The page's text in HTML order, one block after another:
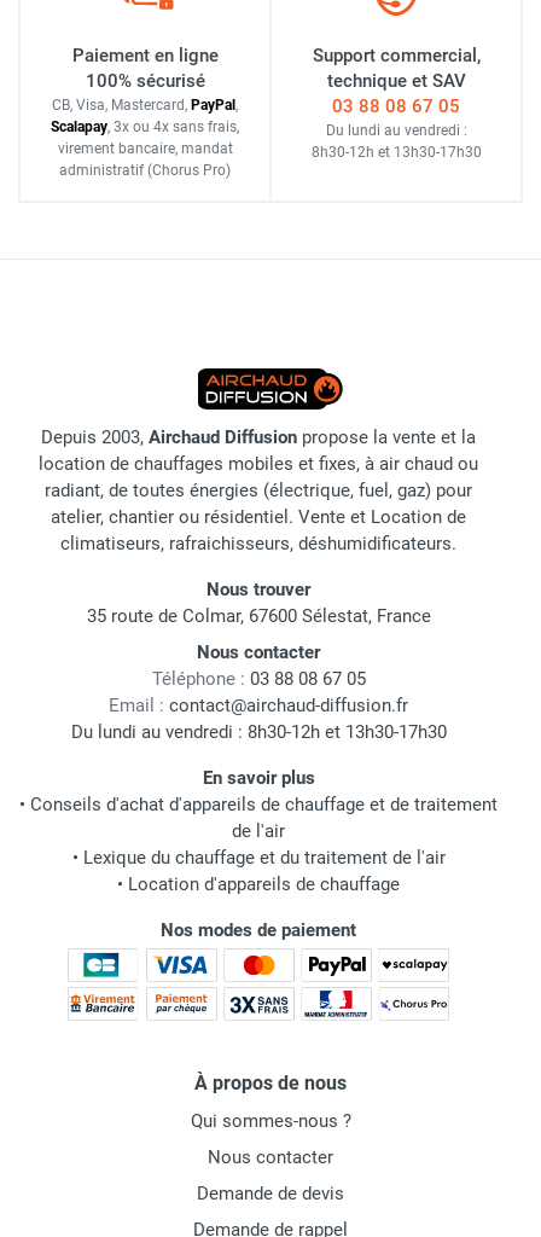
Paiement en ligne
100% sécurisé
CB, Visa, Mastercard, PayPal ,
Scalapay, 3x ou 4x sans frais,
virement bancaire, mandat
administratif (Chorus Pro)
Support commercial,
technique et SAV
03 88 08 67 05
Du lundi au vendredi :
8h30-12h et 13h30-17h30
Depuis 2003, Airchaud Diffusion propose la vente et la
location de chauffages mobiles et fixes, à air chaud ou
radiant, de toutes énergies (électrique, fuel, gaz) pour
atelier, chantier ou résidentiel. Vente et Location de
climatiseurs, rafraichisseurs, déshumidificateurs.
Nous trouver
35 route de Colmar, 67600 Sélestat, France
Nous contacter
Téléphone : 03 88 08 67 05
Email : contact@airchaud-diffusion.fr
Du lundi au vendredi : 8h30-12h et 13h30-17h30
En savoir plus
• Conseils d'achat d'appareils de chauffage et de traitement
de l'air
• Lexique du chauffage et du traitement de l'air
• Location d'appareils de chauffage
Nos modes de paiement
À propos de nous
Qui sommes-nous ?
Nous contacter
Demande de devis
Demande de rappel